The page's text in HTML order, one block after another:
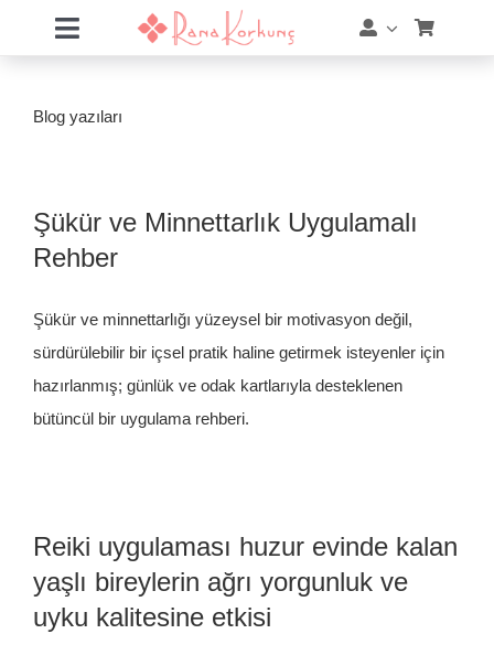
Toggle
Eğitim Takvimi
Mağaza
Online Akademi
Blog yazıları
Şükür ve Minnettarlık Uygulamalı
Rehber
Şükür ve minnettarlığı yüzeysel bir motivasyon değil,
sürdürülebilir bir içsel pratik haline getirmek isteyenler için
hazırlanmış; günlük ve odak kartlarıyla desteklenen
bütüncül bir uygulama rehberi.
Reiki uygulaması huzur evinde kalan
yaşlı bireylerin ağrı yorgunluk ve
uyku kalitesine etkisi